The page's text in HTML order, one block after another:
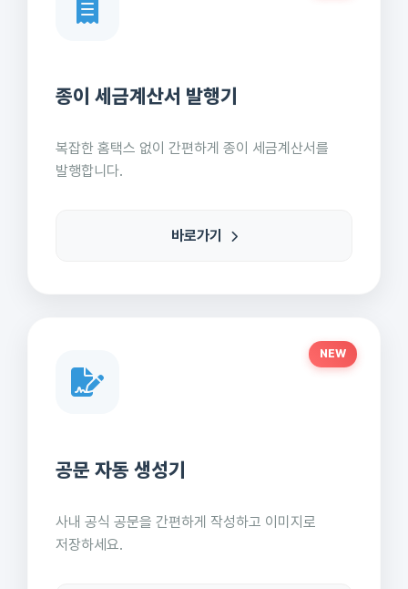
종이 세금계산서 발행기
복잡한 홈택스 없이 간편하게 종이 세금계산서를
발행합니다.
바로가기
NEW
공문 자동 생성기
사내 공식 공문을 간편하게 작성하고 이미지로
저장하세요.